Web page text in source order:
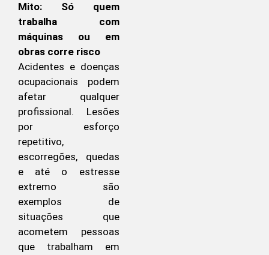
Mito: Só quem
trabalha com
máquinas ou em
obras corre risco
Acidentes e doenças
ocupacionais podem
afetar qualquer
profissional. Lesões
por esforço
repetitivo,
escorregões, quedas
e até o estresse
extremo são
exemplos de
situações que
acometem pessoas
que trabalham em